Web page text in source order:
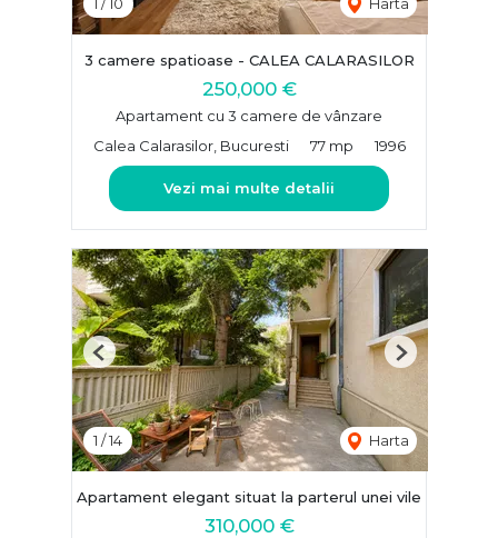
3 camere spatioase - CALEA CALARASILOR
250,000 €
Apartament cu 3 camere de vânzare
Calea Calarasilor, Bucuresti
77 mp 1996
Vezi mai multe detalii
1 /14 Harta
Previous Next
Apartament elegant situat la parterul unei vile
310,000 €